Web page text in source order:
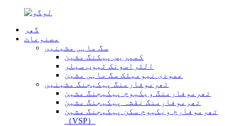
گھر
مصنوعات
سگ ماہی مشینیں
کمپریس پیکنگ مشین
الٹراسونک ٹیوب سیلر
عمودی نیومیٹک سگ ماہی مشین
تھرموفارمنگ پیکیجنگ مشینیں
تھرموفارمنگ ویکیوم پیکیجنگ مشین
تھرموفارمنگ نقشہ پیکیجنگ مشین
تھرموفارم ویکیوم سکن پیکیجنگ مشین
（VSP）